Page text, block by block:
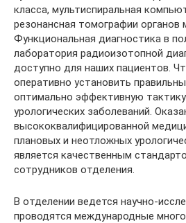
класса, мультиспиральная
резонансная томографии
Функциональная диагностика в
лаборатория радиоизотопной
доступно для наших пациентов.
оперативно установить
оптимально эффективную
урологических заболеваний.
высококвалифицированной
плановых и неотложных
является качественным
сотрудников отделения.
В отделении ведется научно-
проводятся международные